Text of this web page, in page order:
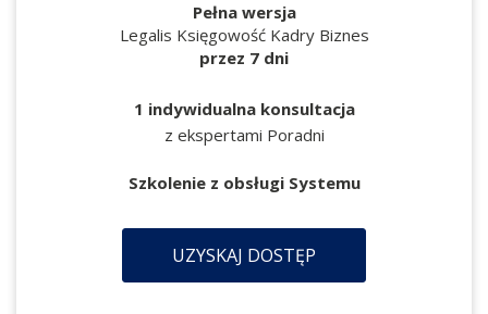
Pełna wersja
Legalis Księgowość Kadry Biznes
przez 7 dni
1 indywidualna konsultacja
z ekspertami Poradni
Szkolenie z obsługi Systemu
UZYSKAJ DOSTĘP